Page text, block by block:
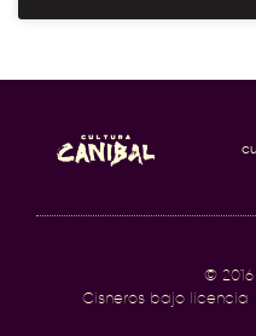
©
Cisneros bajo licencia